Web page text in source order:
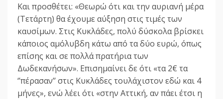
Και προσθέτει: «Θεωρώ ότι και την αυριανή μέρα
(Τετάρτη) θα έχουμε αύξηση στις τιμές των
καυσίμων. Στις Κυκλάδες, πολύ δύσκολα βρίσκει
κάποιος αμόλυβδη κάτω από τα δύο ευρώ, όπως
επίσης και σε πολλά πρατήρια των
Δωδεκανήσων». Επισημαίνει δε ότι «τα 2€ τα
‘’πέρασαν’’ στις Κυκλάδες τουλάχιστον εδώ και 4
μήνες», ενώ λέει ότι «στην Αττική, αν πάει έτσι η